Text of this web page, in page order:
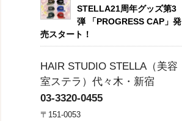
STELLA21周年グッズ第3
弾 「PROGRESS CAP」発
売スタート！
HAIR STUDIO STELLA（美容
室ステラ）代々木・新宿
03-3320-0455
〒151-0053